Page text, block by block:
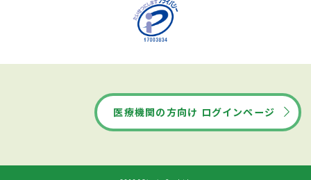
医療機関の方向け ログインページ